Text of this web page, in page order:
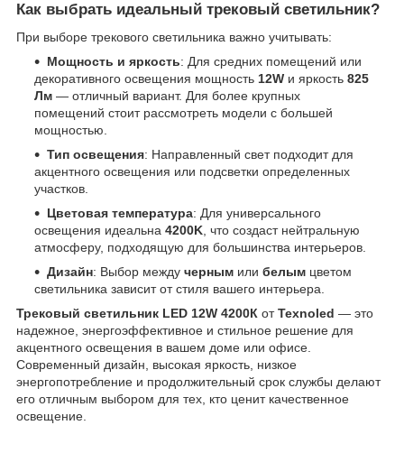
Как выбрать идеальный трековый светильник?
При выборе трекового светильника важно учитывать:
Мощность и яркость: Для средних помещений или
декоративного освещения мощность 12W и яркость 825
Лм — отличный вариант. Для более крупных
помещений стоит рассмотреть модели с большей
мощностью.
Тип освещения: Направленный свет подходит для
акцентного освещения или подсветки определенных
участков.
Цветовая температура: Для универсального
освещения идеальна 4200K, что создаст нейтральную
атмосферу, подходящую для большинства интерьеров.
Дизайн: Выбор между черным или белым цветом
светильника зависит от стиля вашего интерьера.
Трековый светильник LED 12W 4200К отTexnoled — это
надежное, энергоэффективное и стильное решение для
акцентного освещения в вашем доме или офисе.
Современный дизайн, высокая яркость, низкое
энергопотребление и продолжительный срок службы делают
его отличным выбором для тех, кто ценит качественное
освещение.